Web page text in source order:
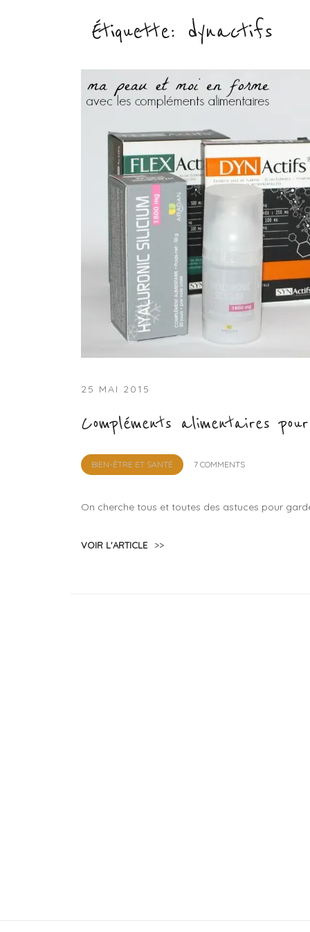
Étiquette : dynactifs
25 MAI 2015
Compléments alimentaires
BIEN-ÊTRE ET SANTÉ
by
7 COMMENTS
On cherche tous et toutes des astuces pour
VOIR L'ARTICLE >>